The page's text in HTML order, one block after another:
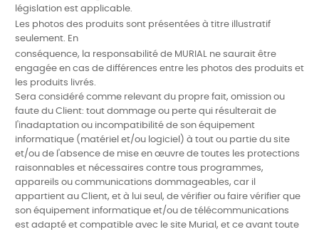
législation est applicable.
Les photos des produits sont présentées à titre illustratif
seulement. En
conséquence, la responsabilité de MURIAL ne saurait être
engagée en cas de différences entre les photos des produits et
les produits livrés.
Sera considéré comme relevant du propre fait, omission ou
faute du Client: tout dommage ou perte qui résulterait de
l'inadaptation ou incompatibilité de son équipement
informatique (matériel et/ou logiciel) à tout ou partie du site
et/ou de l'absence de mise en œuvre de toutes les protections
raisonnables et nécessaires contre tous programmes,
appareils ou communications dommageables, car il
appartient au Client, et à lui seul, de vérifier ou faire vérifier que
son équipement informatique et/ou de télécommunications
est adapté et compatible avec le site Murial, et ce avant toute